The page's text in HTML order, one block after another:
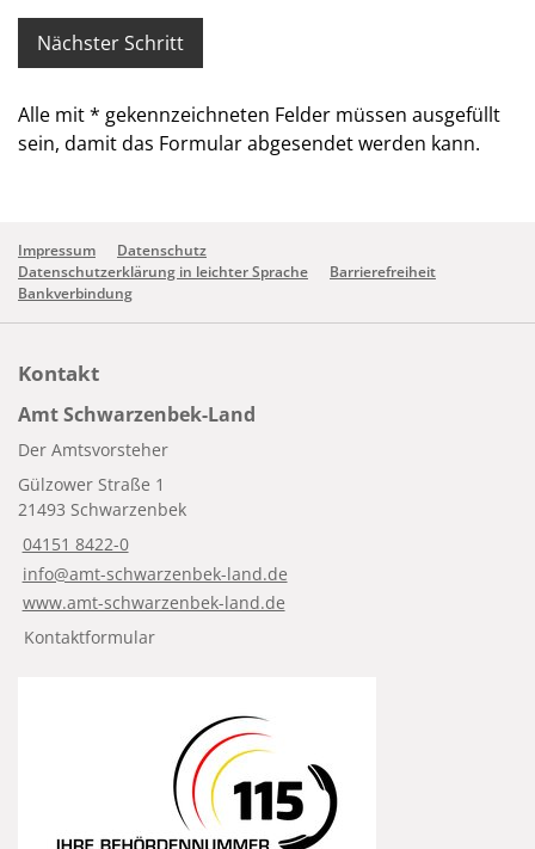
Alle mit* gekennzeichneten Felder müssen ausgefüllt
sein, damit das Formular abgesendet werden kann.
Impressum
Datenschutz
Datenschutzerklärung in leichter Sprache
Barrierefreiheit
Bankverbindung
Kontakt
Amt Schwarzenbek-Land
Der Amtsvorsteher
Gülzower Straße 1
21493 Schwarzenbek
04151 8422-0
info@amt-schwarzenbek-land.de
www.amt-schwarzenbek-land.de
Kontaktformular